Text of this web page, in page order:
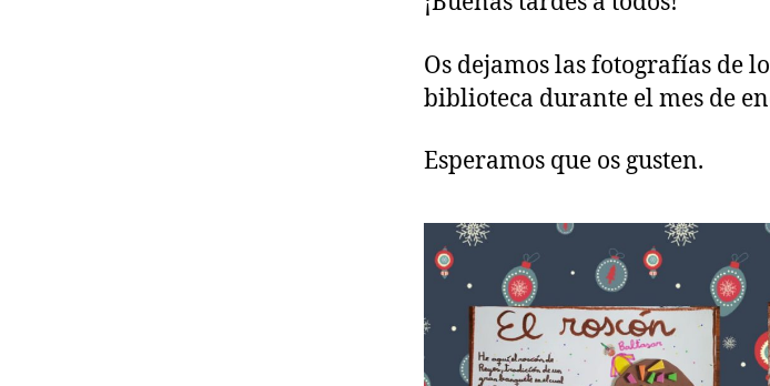
Os dejamos las fotografías de
biblioteca durante el mes de
Esperamos que os gusten.